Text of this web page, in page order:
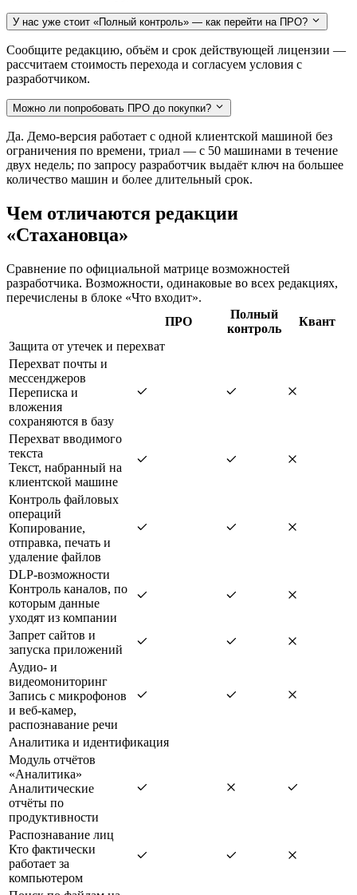
У нас уже стоит «Полный контроль» — как перейти на ПРО?
Сообщите редакцию, объём и срок действующей лицензии —
рассчитаем стоимость перехода и согласуем условия с
разработчиком.
Можно ли попробовать ПРО до покупки?
Да. Демо-версия работает с одной клиентской машиной без
ограничения по времени, триал — с 50 машинами в течение
двух недель; по запросу разработчик выдаёт ключ на большее
количество машин и более длительный срок.
Чем отличаются редакции
«Стахановца»
Сравнение по официальной матрице возможностей
разработчика. Возможности, одинаковые во всех редакциях,
перечислены в блоке «Что входит».
ПРО
Полный
контроль
Квант
Защита от утечек и перехват
Перехват почты и
мессенджеров
Переписка и
вложения
сохраняются в базу
Перехват вводимого
текста
Текст, набранный на
клиентской машине
Контроль файловых
операций
Копирование,
отправка, печать и
удаление файлов
DLP-возможности
Контроль каналов, по
которым данные
уходят из компании
Запрет сайтов и
запуска приложений
Аудио- и
видеомониторинг
Запись с микрофонов
и веб-камер,
распознавание речи
Аналитика и идентификация
Модуль отчётов
«Аналитика»
Аналитические
отчёты по
продуктивности
Распознавание лиц
Кто фактически
работает за
компьютером